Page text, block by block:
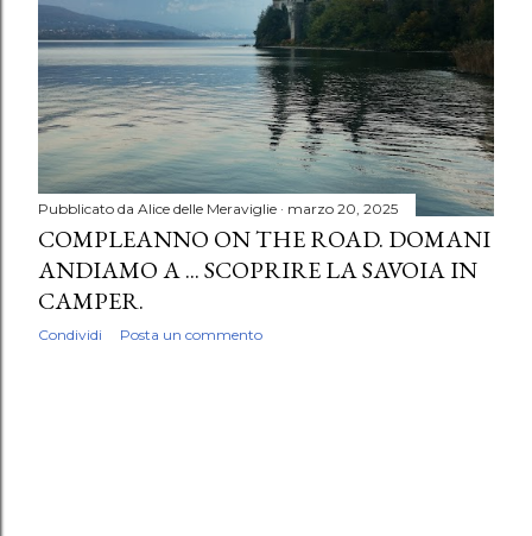
Pubblicato da Alice delle Meraviglie marzo 20, 2025
COMPLEANNO ON THE ROAD. DOMANI
ANDIAMO A ... SCOPRIRE LA SAVOIA IN
CAMPER.
Condividi Posta un commento